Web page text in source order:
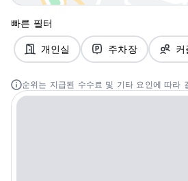
빠른 필터
개인실 주차장 커
순위는 지급된 수수료 및 기타 요인에 따라